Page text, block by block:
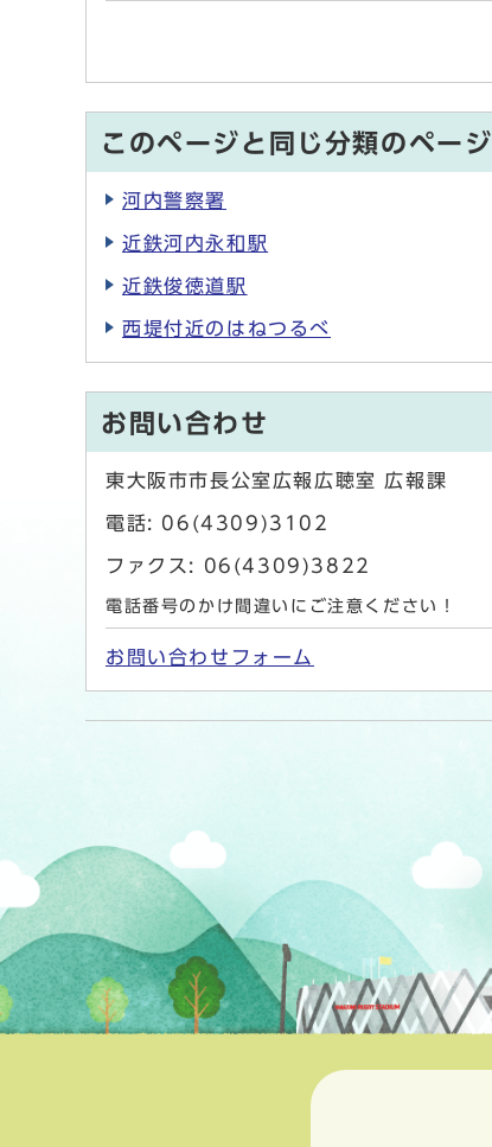
このページと同じ分類のページ
河内警察署
近鉄河内永和駅
近鉄俊徳道駅
西堤付近のはねつるべ
お問い合わせ
東大阪市市長公室広報広聴室 広報課
電話: 06(4309)3102
ファクス: 06(4309)3822
電話番号のかけ間違いにご注意ください！
お問い合わせフォーム